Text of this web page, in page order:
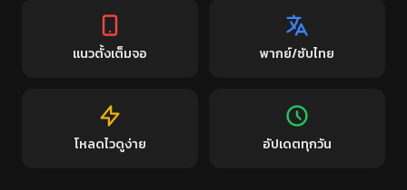
แนวตั้งเต็มจอ พากย์/ซับไทย
โหลดไวดูง่าย อัปเดตทุกวัน